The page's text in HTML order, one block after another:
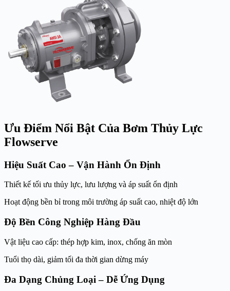
Ưu Điểm Nổi Bật Của Bơm Thủy Lực
Flowserve
Hiệu Suất Cao – Vận Hành Ổn Định
Thiết kế tối ưu thủy lực, lưu lượng và áp suất ổn định
Hoạt động bền bỉ trong môi trường áp suất cao, nhiệt độ lớn
Độ Bền Công Nghiệp Hàng Đầu
Vật liệu cao cấp: thép hợp kim, inox, chống ăn mòn
Tuổi thọ dài, giảm tối đa thời gian dừng máy
Đa Dạng Chủng Loại – Dễ Ứng Dụng